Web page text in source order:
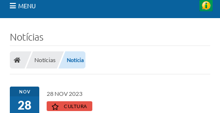
MENU
Portal da Transparência
Turismo
Notícias
Notícias Notícia
NOV
28
28 NOV 2023
CULTURA